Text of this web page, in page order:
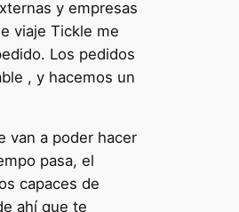
y empresas
viaje Tickle me
Los pedidos
, y hacemos un
van a poder hacer
pasa, el
capaces de
ahí que te